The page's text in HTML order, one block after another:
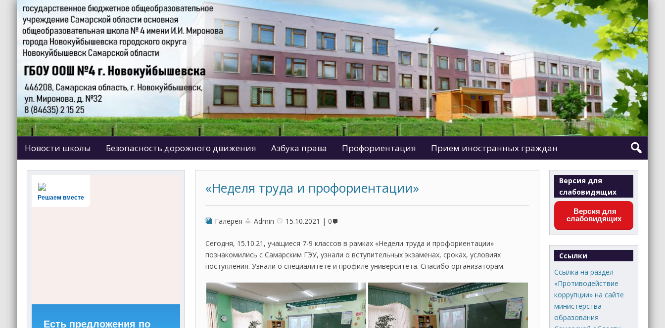
Новости школы Безопасность дорожного движения Азбука права Профориентация Прием иностранных граждан
«Неделя труда и профориентации»
Галерея Admin 15.10.2021 0
Сегодня, 15.10.21, учащиеся 7-9 классов в рамках «Недели труда и профориентации»
познакомились с Самарским ГЭУ, узнали о вступительных экзаменах, сроках, условиях
поступления. Узнали о специалитете и профиле университета. Спасибо организаторам.
Решаем вместе
Есть предложения по
Версия для
слабовидящих
Версия для
слабовидящих
Ссылки
Ссылка на раздел
«Противодействие
коррупции» на сайте
министерства
образования